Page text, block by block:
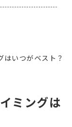
はいつがベスト？
ミングは